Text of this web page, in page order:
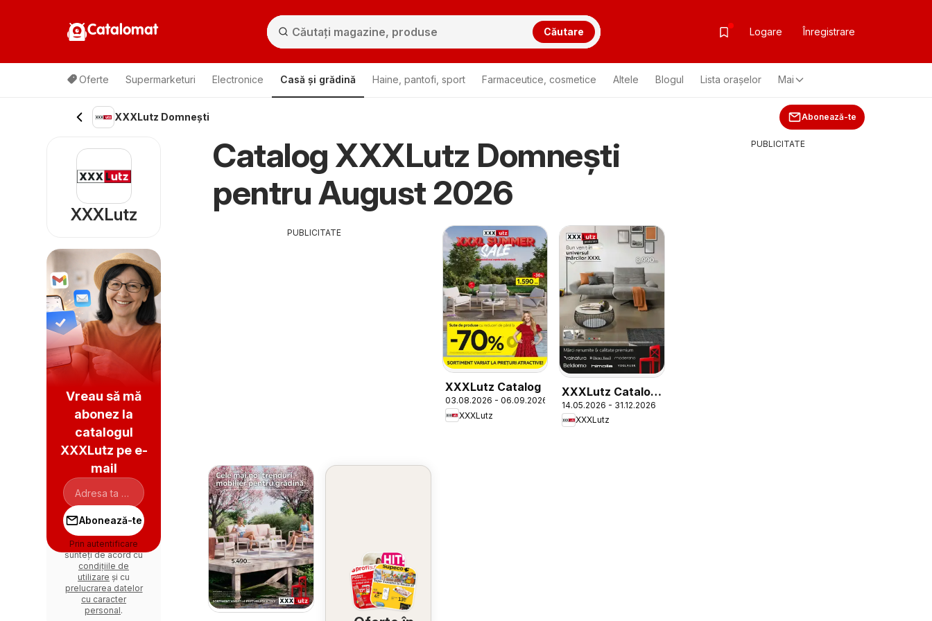
Catalomat Căutare Logare Înregistrare
Oferte Supermarketuri Electronice Casă și grădină Haine, pantofi, sport Farmaceutice, cosmetice Altele Blogul Lista oraşelor Mai
XXXLutz Domneşti Abonează-te
Catalog XXXLutz Domneşti
pentru August 2026
PUBLICITATE
XXXLutz Catalog
03.08.2026 - 06.09.2026
XXXLutz
XXXLutz Catalog
Premium
14.05.2026 - 31.12.2026
XXXLutz
XXXLutz
Vreau să mă
abonez la
catalogul
XXXLutz pe e-
mail
Abonează-te
Prin autentificare
sunteți de acord cu
condițiile de
utilizare și cu
prelucrarea datelor
cu caracter
personal.
PUBLICITATE